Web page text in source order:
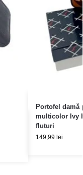
Portofel damă
multicolor Ivy
fluturi
149,99 lei